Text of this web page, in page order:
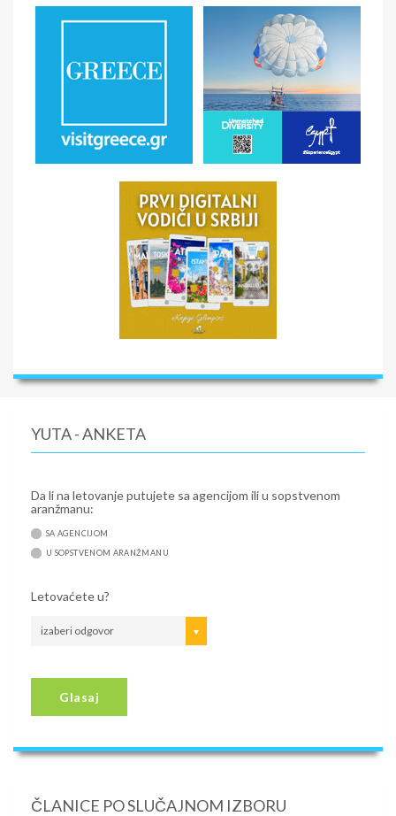
YUTA - ANKETA
Da li na letovanje putujete sa agencijom ili u sopstvenom
aranžmanu:
SA AGENCIJOM
U SOPSTVENOM ARANŽMANU
Letovaćete u?
izaberi odgovor
Glasaj
ČLANICE PO SLUČAJNOM IZBORU